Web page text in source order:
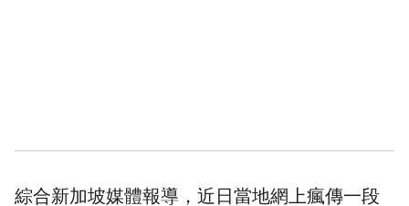
綜合新加坡媒體報導，近日當地網上瘋傳一段